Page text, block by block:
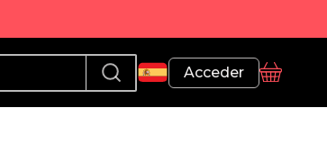
Acceder
Perfil
Cesta